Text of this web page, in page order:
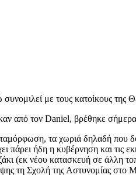
με τους κατοίκους
από τον Daniel, βρέθηκε
τα χωριά δηλαδή που
πάρει ήδη η κυβέρνηση και
(εκ νέου κατασκευή σε άλλη
τη Σχολή της Αστυνομίας στο